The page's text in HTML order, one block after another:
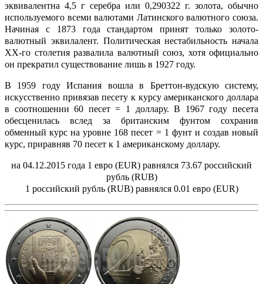
эквивалентна 4,5 г серебра или 0,290322 г. золота, обычно
используемого всеми валютами Латинского валютного союза.
Начиная с 1873 года стандартом принят только золото-
валютный эквилалент. Политическая нестабильность начала
XX-го столетия развалила валютный союз, хотя официально
он прекратил существование лишь в 1927 году.
В 1959 году Испания вошла в Бреттон-вудскую систему,
искусственно привязав песету к курсу американского доллара
в соотношении 60 песет = 1 доллару. В 1967 году песета
обесценилась вслед за британским фунтом сохранив
обменный курс на уровне 168 песет = 1 фунт и создав новый
курс, приравняв 70 песет к 1 американскому доллару.
на 04.12.2015 года 1 евро (EUR) равнялся 73.67 российский
рубль (RUB)
1 российский рубль (RUB) равнялся 0.01 евро (EUR)